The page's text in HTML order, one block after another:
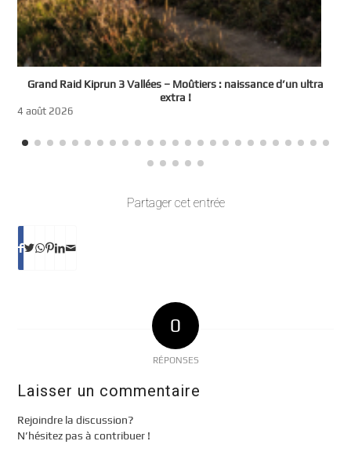
Grand Raid Kiprun 3 Vallées – Moûtiers : naissance d’un ultra
extra !
4 août 2026
Partager cet entrée
0
RÉPONSES
Laisser un commentaire
Rejoindre la discussion?
N’hésitez pas à contribuer !